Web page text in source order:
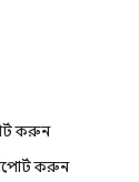
করুন
করুন